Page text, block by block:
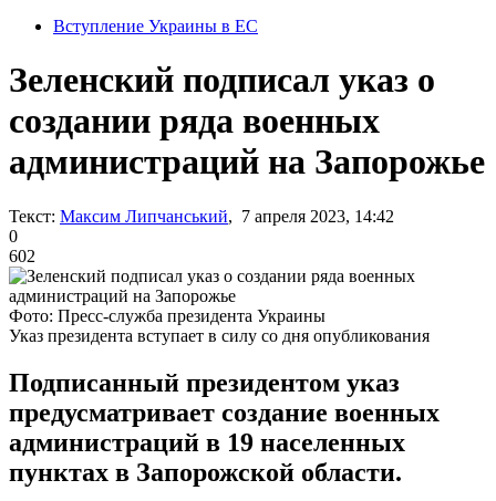
Вступление Украины в ЕС
Зеленский подписал указ о
создании ряда военных
администраций на Запорожье
Текст: Максим Липчанський, 7 апреля 2023, 14:42
0
602
Фото: Пресс-служба президента Украины
Указ президента вступает в силу со дня опубликования
Подписанный президентом указ
предусматривает создание военных
администраций в 19 населенных
пунктах в Запорожской области.